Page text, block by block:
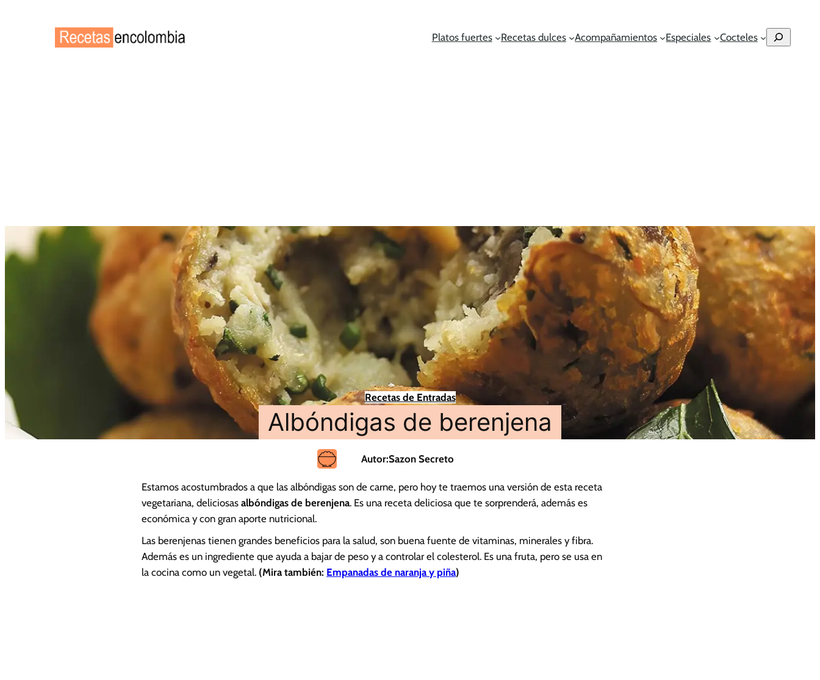
Platos fuertes Recetas dulces Acompañamientos Especiales Cocteles Buscar
Recetas de Entradas
Albóndigas de berenjena
Autor:Sazon Secreto
Estamos acostumbrados a que las albóndigas son de carne, pero hoy te traemos una versión de esta receta
vegetariana, deliciosas albóndigas de berenjena. Es una receta deliciosa que te sorprenderá, además es
económica y con gran aporte nutricional.
Las berenjenas tienen grandes beneficios para la salud, son buena fuente de vitaminas, minerales y fibra.
Además es un ingrediente que ayuda a bajar de peso y a controlar el colesterol. Es una fruta, pero se usa en
la cocina como un vegetal. (Mira también: Empanadas de naranja y piña)